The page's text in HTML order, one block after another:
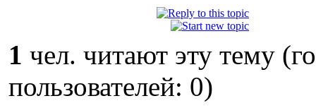
1 чел. читают эту тему
пользователей: 0)